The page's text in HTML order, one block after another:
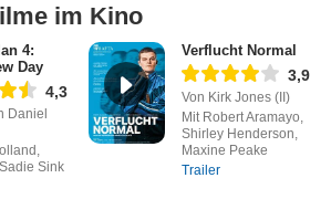
im Kino
4:
Day
4,3
Daniel
Sink
Verflucht Normal
3,9
Von Kirk Jones (II)
Mit Robert Aramayo,
Shirley Henderson,
Maxine Peake
Trailer